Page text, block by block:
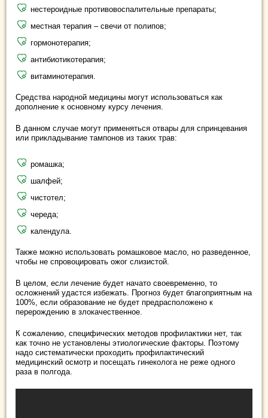
нестероидные противовоспалительные препараты;
местная терапия – свечи от полипов;
гормонотерапия;
антибиотикотерапия;
витаминотерапия.
Средства народной медицины могут использоваться как
дополнение к основному курсу лечения.
В данном случае могут применяться отвары для спринцевания
или прикладывание тампонов из таких трав:
ромашка;
шалфей;
чистотел;
череда;
календула.
Также можно использовать ромашковое масло, но разведенное,
чтобы не спровоцировать ожог слизистой.
В целом, если лечение будет начато своевременно, то
осложнений удастся избежать. Прогноз будет благоприятным на
100%, если образование не будет предрасположено к
перерождению в злокачественное.
К сожалению, специфических методов профилактики нет, так
как точно не установлены этиологические факторы. Поэтому
надо систематически проходить профилактический
медицинский осмотр и посещать гинеколога не реже одного
раза в полгода.